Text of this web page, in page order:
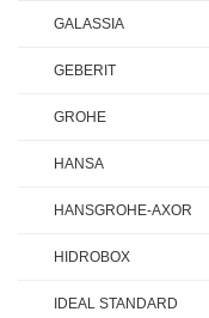
GALASSIA
GEBERIT
GROHE
HANSA
HANSGROHE-AXOR
HIDROBOX
IDEAL STANDARD